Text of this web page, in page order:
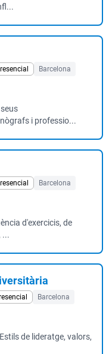
Barcelona
i professio...
Barcelona
d'exercicis, de
...
Barcelona
de lideratge, valors,